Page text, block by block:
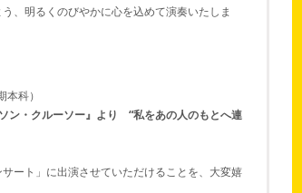
、明るくのびやかに心を込めて演奏いたしま
本科）
ン・クルーソー』より “私をあの人のもとへ連
ート」に出演させていただけることを、大変嬉